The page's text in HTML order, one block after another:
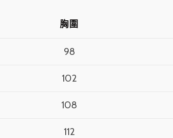
胸圍
98
102
108
112